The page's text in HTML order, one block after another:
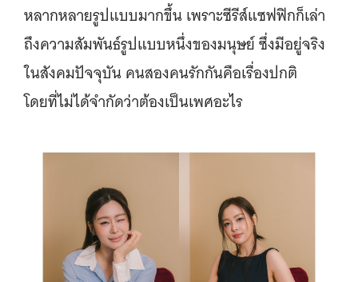
หลากหลายรูปแบบมากขึ้น เพราะซีรีส์แซฟฟิกก็เล่า
ถึงความสัมพันธ์รูปแบบหนึ่งของมนุษย์ ซึ่งมีอยู่จริง
ในสังคมปัจจุบัน คนสองคนรักกันคือเรื่องปกติ
โดยที่ไม่ได้จำกัดว่าต้องเป็นเพศอะไร